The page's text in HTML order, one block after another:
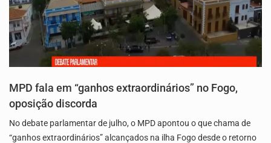
MPD fala em “ganhos extraordinários” no Fogo,
oposição discorda
No debate parlamentar de julho, o MPD apontou o que chama de
“ganhos extraordinários” alcançados na ilha Fogo desde o retorno